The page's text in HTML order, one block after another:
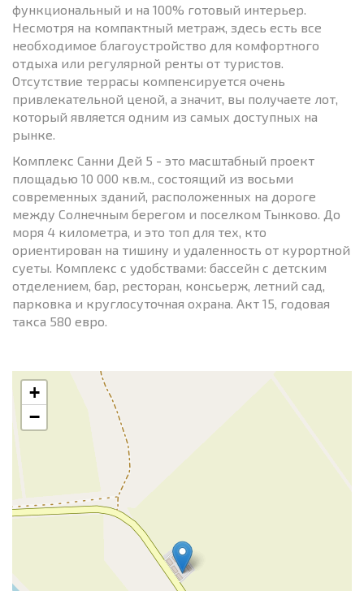
функциональный и на 100% готовый интерьер.
Несмотря на компактный метраж, здесь есть все
необходимое благоустройство для комфортного
отдыха или регулярной ренты от туристов.
Отсутствие террасы компенсируется очень
привлекательной ценой, а значит, вы получаете лот,
который является одним из самых доступных на
рынке.
Комплекс Санни Дей 5 - это масштабный проект
площадью 10 000 кв.м., состоящий из восьми
современных зданий, расположенных на дороге
между Солнечным берегом и поселком Тынково. До
моря 4 километра, и это топ для тех, кто
ориентирован на тишину и удаленность от курортной
суеты. Комплекс с удобствами: бассейн с детским
отделением, бар, ресторан, консьерж, летний сад,
парковка и круглосуточная охрана. Акт 15, годовая
такса 580 евро.
+
−